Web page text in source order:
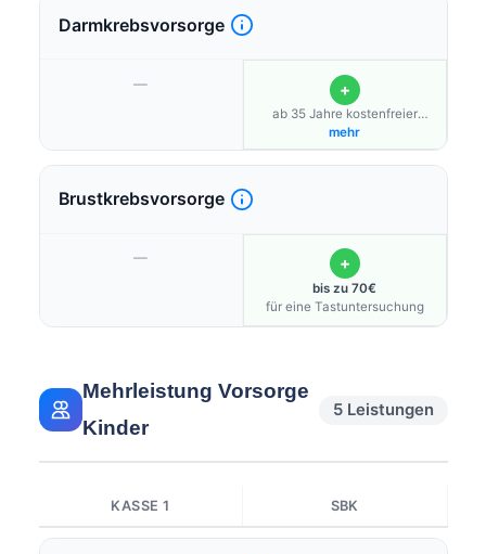
Darmkrebsvorsorge
— +
ab 35 Jahre kostenfreier
Stuhltest für Zuhause
mehr
Brustkrebsvorsorge
— +
bis zu 70€
für eine Tastuntersuchung
Mehrleistung Vorsorge
Kinder
5 Leistungen
KASSE 1 SBK